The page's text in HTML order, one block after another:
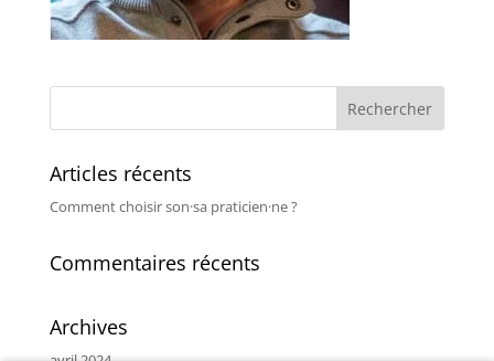
Articles récents
Comment choisir son·sa praticien·ne ?
Commentaires récents
Archives